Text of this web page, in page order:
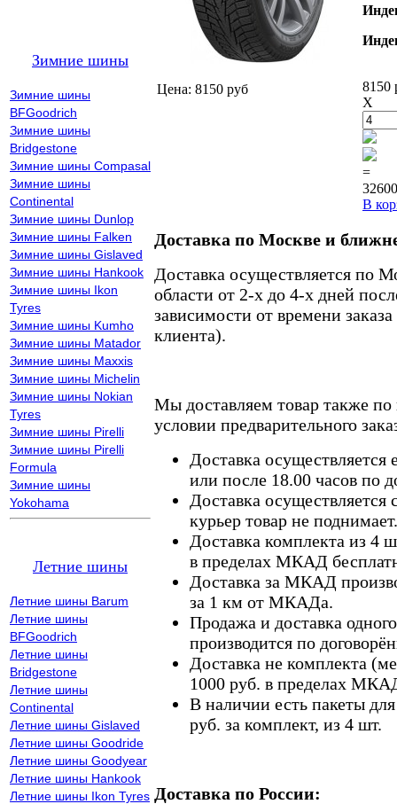
Зимние шины
Зимние шины
BFGoodrich
Зимние шины
Bridgestone
Зимние шины Compasal
Зимние шины
Continental
Зимние шины Dunlop
Зимние шины Falken
Зимние шины Gislaved
Зимние шины Hankook
Зимние шины Ikon
Tyres
Зимние шины Kumho
Зимние шины Matador
Зимние шины Maxxis
Зимние шины Michelin
Зимние шины Nokian
Tyres
Зимние шины Pirelli
Зимние шины Pirelli
Formula
Зимние шины
Yokohama
Летние шины
Летние шины Barum
Летние шины
BFGoodrich
Летние шины
Bridgestone
Летние шины
Continental
Летние шины Gislaved
Летние шины Goodride
Летние шины Goodyear
Летние шины Hankook
Летние шины Ikon Tyres
Цена: 8150 руб
8150
X
=
В
Доставка по Москве и
Доставка осуществляется по
области от 2-х до 4-х дней
зависимости от времени
клиента).
Мы доставляем товар также
условии предварительного
Доставка осуществляется
или после 18.00 часов по
Доставка осуществляется
курьер товар не поднимает.
Доставка комплекта из 4
в пределах МКАД
Доставка за МКАД
за 1 км от МКАДа.
Продажа и доставка
производится по
Доставка не комплекта
1000 руб. в пределах
В наличии есть пакеты
руб. за комплект, из 4 шт.
Доставка по России: